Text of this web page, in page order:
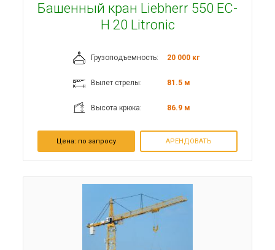
Башенный кран Liebherr 550 EC-
H 20 Litronic
Грузоподъемность: 20 000 кг
Вылет стрелы: 81.5 м
Высота крюка: 86.9 м
Цена: по запросу АРЕНДОВАТЬ